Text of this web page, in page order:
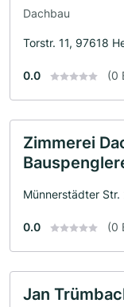
Dachbau
Torstr. 11, 97618
0.0 (0
Zimmerei
Münnerstädter
0.0 (0
Jan